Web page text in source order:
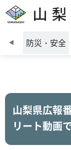
山梨県
前のスライド
防災・安全
山梨県広報
リート動画